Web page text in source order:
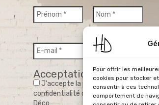
Pour offrir les
cookies pour stocker
consentir à ces
comportement de
Acceptation RGPD*
J'accepte la politique de
confidentialité du site Home &
Déco